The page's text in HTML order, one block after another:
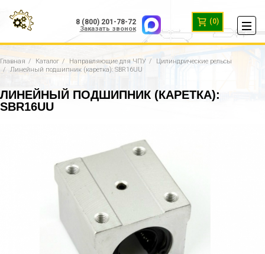
8 (800) 201-78-72
Заказать звонок
(0)
Главная Каталог Направляющие для ЧПУ
Цилиндрические рельсы
Линейный подшипник (каретка): SBR16UU
ЛИНЕЙНЫЙ ПОДШИПНИК (КАРЕТКА):
SBR16UU